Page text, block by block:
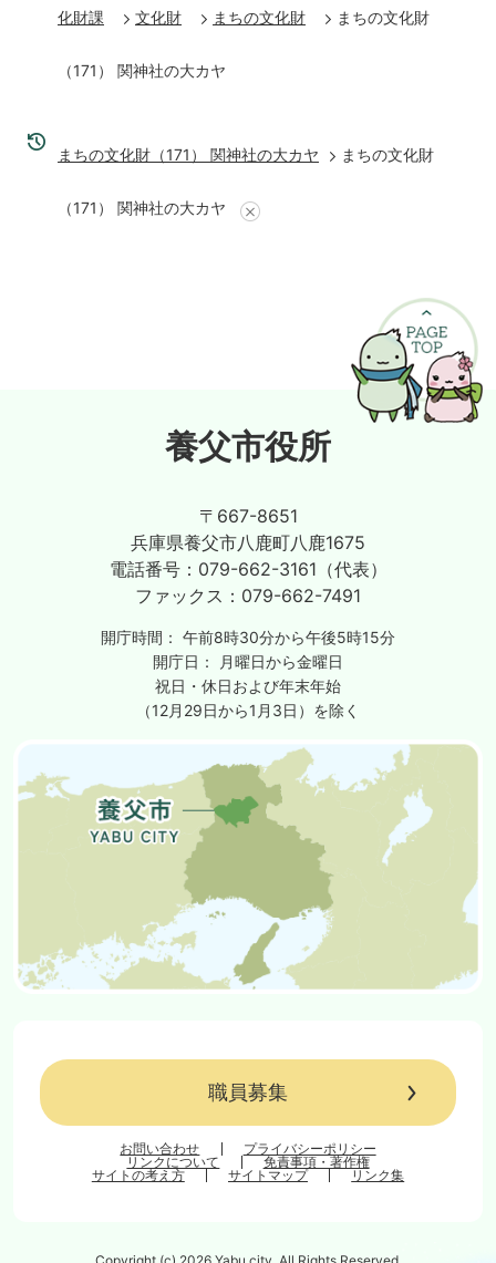
化財課 文化財 まちの文化財 まちの文化財
（171） 関神社の大カヤ
まちの文化財（171） 関神社の大カヤ まちの文化財
（171） 関神社の大カヤ
養父市役所
〒667-8651
兵庫県養父市八鹿町八鹿1675
電話番号： 079-662-3161（代表）
ファックス： 079-662-7491
開庁時間： 午前8時30分から午後5時15分
開庁日：
月曜日から金曜日
祝日・休日および年末年始
（12月29日から1月3日）を除く
職員募集
お問い合わせ
プライバシーポリシー
リンクについて
免責事項・著作権
サイトの考え方
サイトマップ リンク集